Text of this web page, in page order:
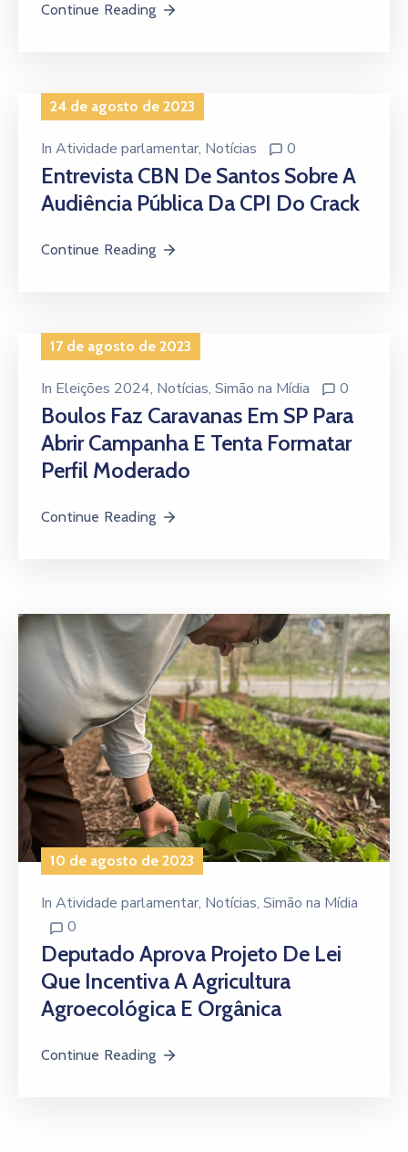
Continue Reading
24 de agosto de 2023
In Atividade parlamentar‚ Notícias 0
Entrevista CBN De Santos Sobre A
Audiência Pública Da CPI Do Crack
Continue Reading
17 de agosto de 2023
In Eleições 2024‚ Notícias‚ Simão na Mídia 0
Boulos Faz Caravanas Em SP Para
Abrir Campanha E Tenta Formatar
Perfil Moderado
Continue Reading
10 de agosto de 2023
In Atividade parlamentar‚ Notícias‚ Simão na Mídia
0
Deputado Aprova Projeto De Lei
Que Incentiva A Agricultura
Agroecológica E Orgânica
Continue Reading